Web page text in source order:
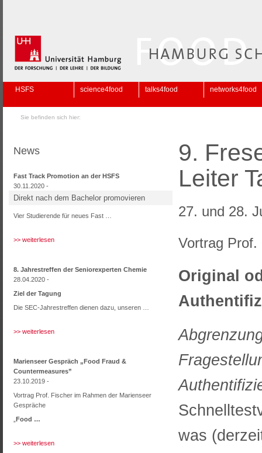
HSFS science4food talks4food networks4food
Sie befinden sich hier:
News
Fast Track Promotion an der HSFS
30.11.2020 -
Direkt nach dem Bachelor promovieren
Vier Studierende für neues Fast …
>> weiterlesen
8. Jahrestreffen der Seniorexperten Chemie
28.04.2020 -
Ziel der Tagung
Die SEC-Jahrestreffen dienen dazu, unseren …
>> weiterlesen
Marienseer Gespräch „Food Fraud &
Countermeasures”
23.10.2019 -
Vortrag Prof. Fischer im Rahmen der Marienseer
Gespräche
Food …
>> weiterlesen
9.
Leiter
27. und 28.
Vortrag Prof.
Original
was